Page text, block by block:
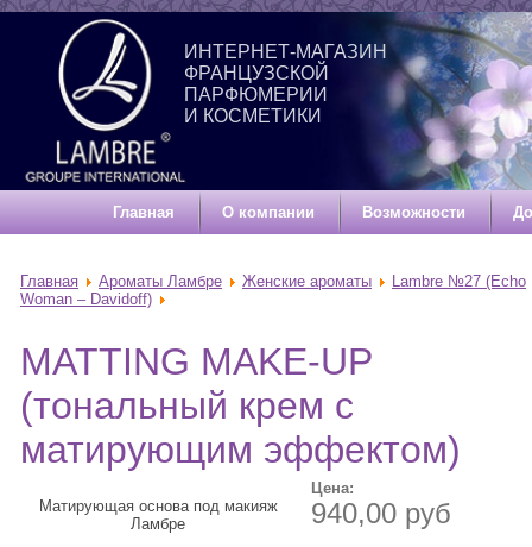
ИНТЕРНЕТ-МАГАЗИН
ФРАНЦУЗСКОЙ
ПАРФЮМЕРИИ
И КОСМЕТИКИ
Главная О компании Возможности
Главная Ароматы Ламбре Женские ароматы
Lambre №27 (Echo
Woman – Davidoff)
MATTING MAKE-UP
(тональный крем с
матирующим эффектом)
Матирующая основа под макияж
Ламбре
Цена:
940,00 руб